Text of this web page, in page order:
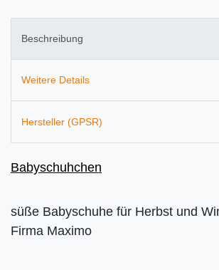
Beschreibung
Weitere Details
Hersteller (GPSR)
Babyschuhchen
süße Babyschuhe für Herbst und
Firma Maximo